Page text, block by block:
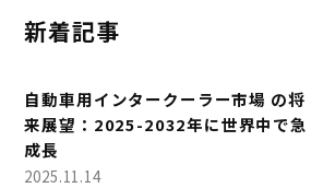
新着記事
自動車用インタークーラー市場 の将
来展望：2025-2032年に世界中で急
成長
2025.11.14